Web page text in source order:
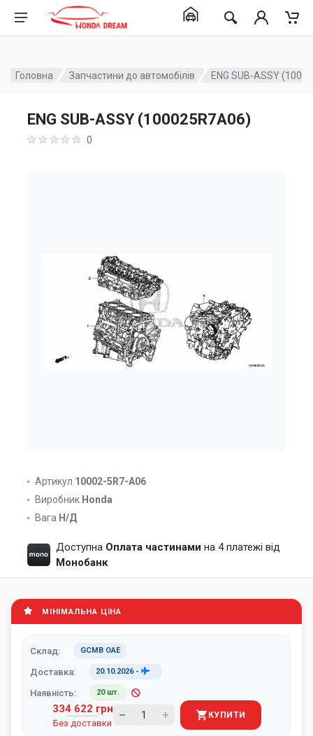
Головна Запчастини до автомобілів ENG SUB-ASSY
ENG SUB-ASSY (100025R7A06)
0
Артикул 10002-5R7-A06
Виробник Honda
Вага Н/Д
Доступна Оплата частинами на 4 платежі від
Монобанк
МІНІМАЛЬНА ЦІНА
Склад: GCMB ОАЕ
Доставка: 20.10.2026-
Наявність: 20 шт.
334 622 грн
Без доставки
КУПИТИ